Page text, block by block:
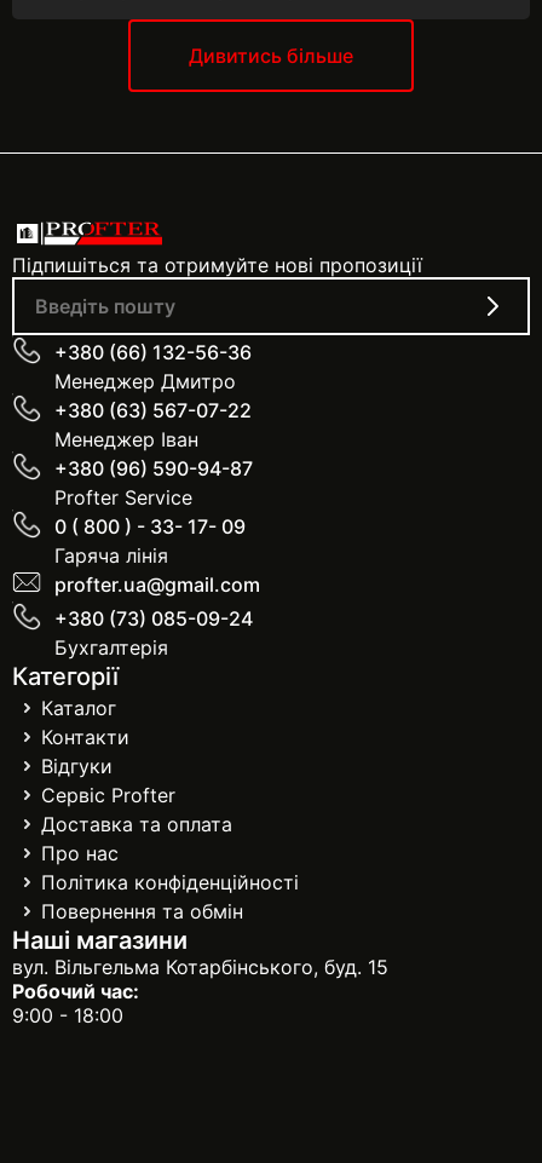
ремонту обладнання. Наш сервіс включає: Діагностику
та налаштування Профілактичне обслуговування
Усунення несправностей Заміна деталей Гарантійний та
післягарантійний ремонт
Дивитись більше
Підпишіться та отримуйте нові пропозиції
+380 (66) 132-56-36
Менеджер Дмитро
+380 (63) 567-07-22
Менеджер Іван
+380 (96) 590-94-87
Profter Service
0 ( 800 ) - 33- 17- 09
Гаряча лінія
profter.ua@gmail.com
+380 (73) 085-09-24
Бухгалтерія
Категорії
Каталог
Контакти
Відгуки
Сервіс Profter
Доставка та оплата
Про нас
Політика конфіденційності
Повернення та обмін
Наші магазини
вул. Вільгельма Котарбінського, буд. 15
Робочий час:
9:00 - 18:00